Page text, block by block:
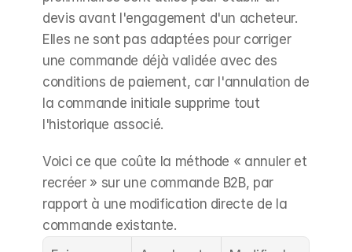
devis avant l'engagement d'un acheteur.
Elles ne sont pas adaptées pour corriger
une commande déjà validée avec des
conditions de paiement, car l'annulation de
la commande initiale supprime tout
l'historique associé.
Voici ce que coûte la méthode « annuler et
recréer » sur une commande B2B, par
rapport à une modification directe de la
commande existante.